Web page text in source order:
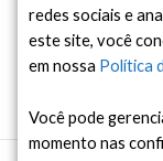
redes sociais e
este site, você
em nossa Política
Você pode
momento nas